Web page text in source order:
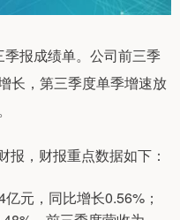
报成绩单。公司前三季
长，第三季度单季增速放
，财报重点数据如下：
元，同比增长0.56%；